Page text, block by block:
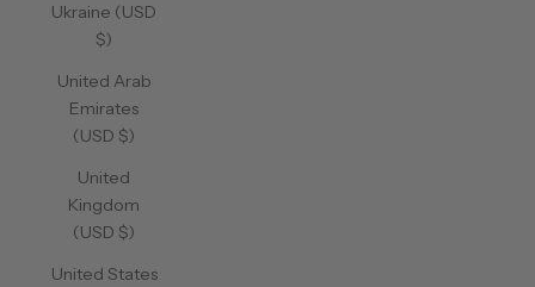
Ukraine (USD
$)
United Arab
Emirates
(USD $)
United
Kingdom
(USD $)
United States